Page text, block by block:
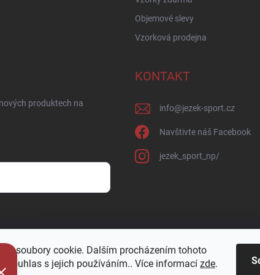
soubory cookie. Dalším procházením tohoto
souhlas s jejich používáním.. Více informací zde.
Objemové slevy
Vzorková prodejna
produktech na
KONTAKT
info@jezek-sport.cz
Navštivte náš Facebook
jezek_sport_np/